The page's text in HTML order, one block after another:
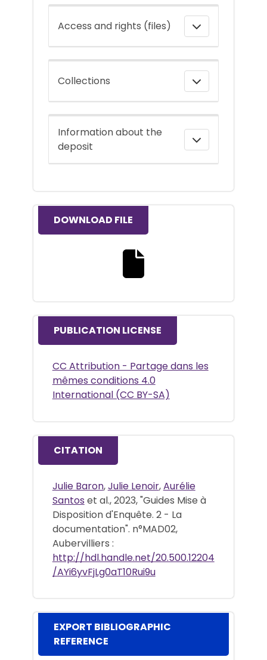
Access and rights (files)
Collections
Information about the
deposit
DOWNLOAD FILE
PUBLICATION LICENSE
CC Attribution - Partage dans les
mêmes conditions 4.0
International (CC BY-SA)
CITATION
Julie Baron,Julie Lenoir,Aurélie
Santos et al., 2023, "Guides Mise à
Disposition d'Enquête. 2 - La
documentation". n°MAD02,
Aubervilliers :
http://hdl.handle.net/20.500.12204
/AYi6yvFjLg0aT10Rui9u
EXPORT BIBLIOGRAPHIC
REFERENCE